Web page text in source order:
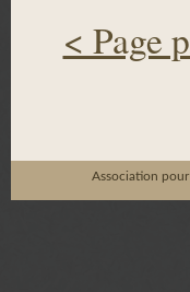
< Page
Association